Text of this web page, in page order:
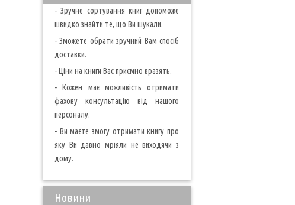
- Зручне сортування книг допоможе
швидко знайти те, що Ви шукали.
- Зможете обрати зручний Вам спосіб
доставки.
- Ціни на книги Вас приємно вразять.
- Кожен має можливість отримати
фахову консультацію від нашого
персоналу.
- Ви маєте змогу отримати книгу про
яку Ви давно мріяли не виходячи з
дому.
Новини